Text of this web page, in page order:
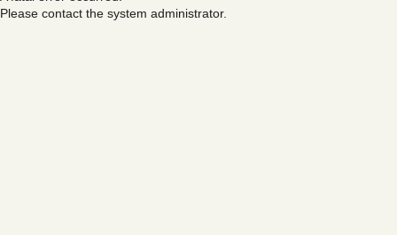
Please contact the system administrator.